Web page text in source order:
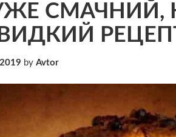
СМАЧНИЙ,
by Avtor